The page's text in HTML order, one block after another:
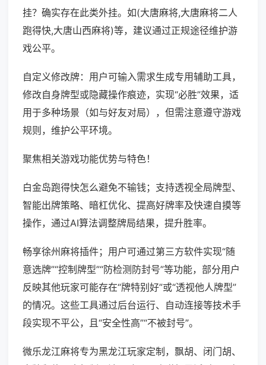
挂？确实存在此类外挂。如(大唐麻将,大唐麻将二人
跑得快,大唐山西麻将)等，建议通过正规途径维护游
戏公平。
自定义修改牌：用户可输入需求生成专用辅助工具，
修改自身牌型或隐藏操作痕迹，实现“必胜”效果，适
用于多种场景（如与好友对局），但需注意遵守游戏
规则，维护公平环境。
聚焦相关游戏功能优势与特色！
白金岛跑得快怎么避免不输钱；支持透视全局牌型、
智能出牌策略、暗杠优化、提高好牌率及快速自摸等
操作，通过AI算法调整牌局结果，提升胜率。
畅享徐州麻将插件；用户可通过第三方软件实现“随
意选牌”“控制牌型”“防检测防封号”等功能，部分用户
反映其他玩家可能存在“牌特别好”或“透视他人牌型”
的情况。这些工具通过后台运行、自动连接等技术手
段实现不平公，且“安全性高”“不被封号”。
微乐龙江麻将专为黑龙江玩家定制，飘胡、闭门胡、